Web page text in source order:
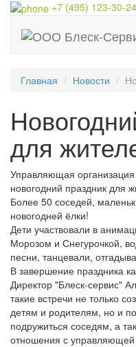
+7 (495) 123-30-24
Главная Новости
для
Управляющая
новогодний праздник для
Более 50 соседей,
новогодней ёлки!
Дети участвовали в
Морозом и Снегурочкой,
песни, танцевали,
В завершение праздника
Директор "Блеск-сервис"
такие встречи не только
детям и родителям, но и
подружиться соседям, а
отношения с